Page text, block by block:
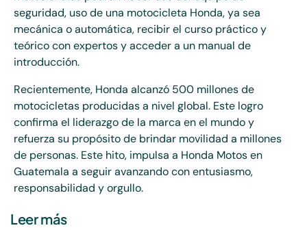
seguridad, uso de una motocicleta Honda, ya sea
mecánica o automática, recibir el curso práctico y
teórico con expertos y acceder a un manual de
introducción.
Recientemente, Honda alcanzó 500 millones de
motocicletas producidas a nivel global. Este logro
confirma el liderazgo de la marca en el mundo y
refuerza su propósito de brindar movilidad a millones
de personas. Este hito, impulsa a Honda Motos en
Guatemala a seguir avanzando con entusiasmo,
responsabilidad y orgullo.
Leer más